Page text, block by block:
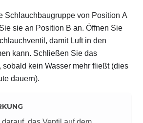
Schlauchbaugruppe von Position A
sie an Position B an. Öffnen Sie
damit Luft in den
kann. Schließen Sie das
sobald kein Wasser mehr fließt (dies
dauern).